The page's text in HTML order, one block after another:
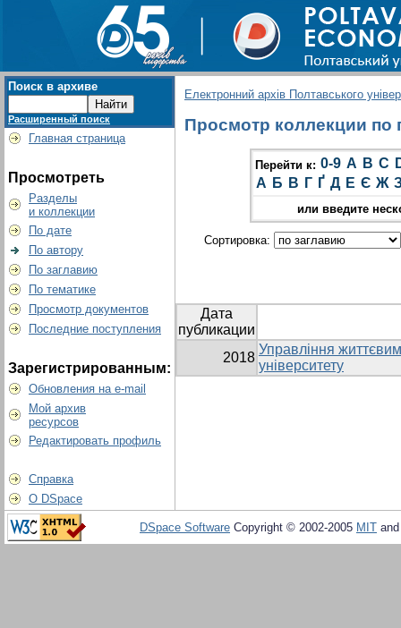
Поиск в архиве
Расширенный поиск
Главная страница
Просмотреть
Разделы
и коллекции
По дате
По автору
По заглавию
По тематике
Просмотр документов
Последние поступления
Зарегистрированным:
Обновления на e-mail
Мой архив
ресурсов
Редактировать профиль
Справка
О DSpace
Електронний архів Полтавського
Просмотр коллекции по
Перейти к: 0-9 A B C
А Б В Г Ґ Д Е Є Ж
или введите
Сортировка:
Дата
публикации
2018
Управління
університету
DSpace Software Copyright © 2002-2005 MIT